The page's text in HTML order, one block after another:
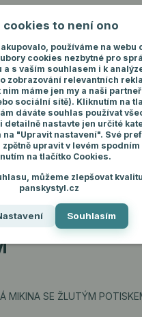
Přihlášení
Mikiny
ČERNÁ MIKINA SE
SE
cookies to není ono
používáme na webu
cookies nezbytné pro
a s vaším souhlasem i k
zobrazování relevantních
máme jen my a naši
sociální sítě). Kliknutím na
dáváte souhlas používat
detailně nastavte jen určité
"Upravit nastavení". Své
upravit v levém spodním
na tlačítko Cookies.
můžeme zlepšovat
panskystyl.cz
Souhlasím